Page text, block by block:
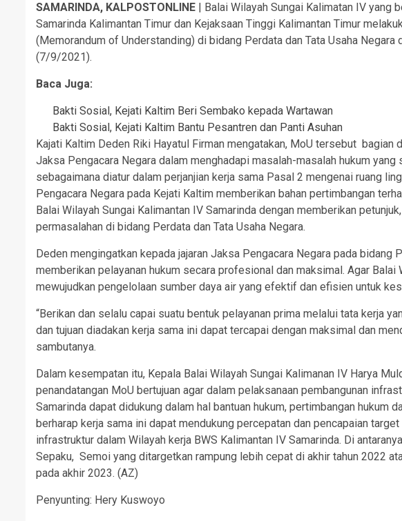
SAMARINDA, KALPOSTONLINE | Balai Wilayah Sungai Kalimatan IV yang
Samarinda Kalimantan Timur dan Kejaksaan Tinggi Kalimantan Timur
(Memorandum of Understanding) di bidang Perdata dan Tata Usaha Negara
(7/9/2021).
Baca Juga:
Bakti Sosial, Kejati Kaltim Beri Sembako kepada Wartawan
Bakti Sosial, Kejati Kaltim Bantu Pesantren dan Panti Asuhan
Kajati Kaltim Deden Riki Hayatul Firman mengatakan, MoU tersebut
Jaksa Pengacara Negara dalam menghadapi masalah-masalah hukum
sebagaimana diatur dalam perjanjian kerja sama Pasal 2 mengenai ruang
Pengacara Negara pada Kejati Kaltim memberikan bahan pertimbangan
Balai Wilayah Sungai Kalimantan IV Samarinda dengan memberikan
permasalahan di bidang Perdata dan Tata Usaha Negara.
Deden mengingatkan kepada jajaran Jaksa Pengacara Negara pada bidang
memberikan pelayanan hukum secara profesional dan maksimal. Agar Balai
mewujudkan pengelolaan sumber daya air yang efektif dan efisien untuk
“Berikan dan selalu capai suatu bentuk pelayanan prima melalui tata kerja
dan tujuan diadakan kerja sama ini dapat tercapai dengan maksimal dan
sambutanya.
Dalam kesempatan itu, Kepala Balai Wilayah Sungai Kalimanan IV Harya
penandatangan MoU bertujuan agar dalam pelaksanaan pembangunan
Samarinda dapat didukung dalam hal bantuan hukum, pertimbangan hukum
berharap kerja sama ini dapat mendukung percepatan dan pencapaian
infrastruktur dalam Wilayah kerja BWS Kalimantan IV Samarinda. Di
Sepaku, Semoi yang ditargetkan rampung lebih cepat di akhir tahun 2022
pada akhir 2023. (AZ)
Penyunting: Hery Kuswoyo